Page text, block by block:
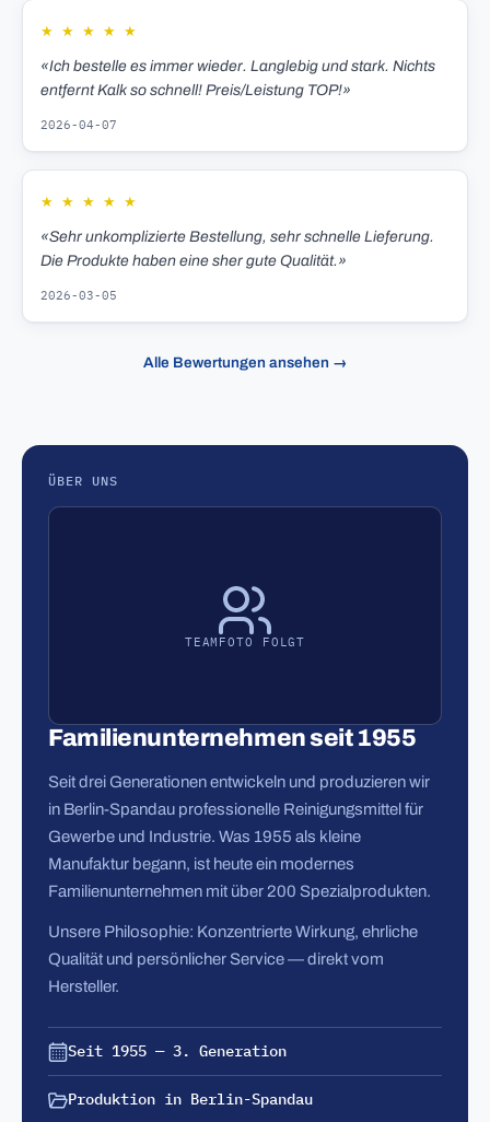
★ ★ ★ ★ ★
«Ich bestelle es immer wieder. Langlebig und stark. Nichts
entfernt Kalk so schnell! Preis/Leistung TOP!»
2026-04-07
★ ★ ★ ★ ★
«Sehr unkomplizierte Bestellung, sehr schnelle Lieferung.
Die Produkte haben eine sher gute Qualität.»
2026-03-05
Alle Bewertungen ansehen →
ÜBER UNS
TEAMFOTO FOLGT
Familienunternehmen seit 1955
Seit drei Generationen entwickeln und produzieren wir
in Berlin-Spandau professionelle Reinigungsmittel für
Gewerbe und Industrie. Was 1955 als kleine
Manufaktur begann, ist heute ein modernes
Familienunternehmen mit über 200 Spezialprodukten.
Unsere Philosophie: Konzentrierte Wirkung, ehrliche
Qualität und persönlicher Service — direkt vom
Hersteller.
Seit 1955 — 3. Generation
Produktion in Berlin-Spandau